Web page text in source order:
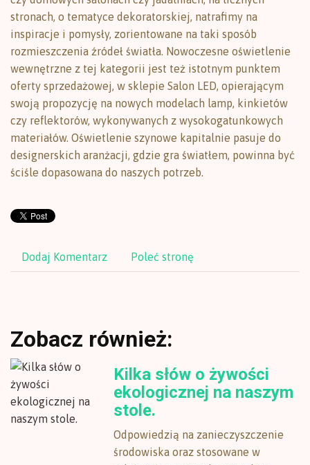
stronach, o tematyce dekoratorskiej, natrafimy na
inspiracje i pomysły, zorientowane na taki sposób
rozmieszczenia źródeł światła. Nowoczesne oświetlenie
wewnętrzne z tej kategorii jest też istotnym punktem
oferty sprzedażowej, w sklepie Salon LED, opierającym
swoją propozycję na nowych modelach lamp, kinkietów
czy reflektorów, wykonywanych z wysokogatunkowych
materiałów. Oświetlenie szynowe kapitalnie pasuje do
designerskich aranżacji, gdzie gra światłem, powinna być
ściśle dopasowana do naszych potrzeb.
Dodaj Komentarz Poleć stronę
Zobacz również:
Kilka słów o żywości
ekologicznej na naszym
stole.
Odpowiedzią na zanieczyszczenie
środowiska oraz stosowane w